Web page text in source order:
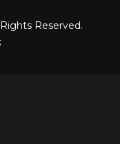
Reserved.